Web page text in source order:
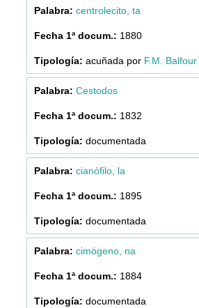
centrolecito, ta
1880
acuñada por F.M. Balfour
Cestodos
1832
documentada
cianófilo, la
1895
documentada
cimógeno, na
1884
documentada